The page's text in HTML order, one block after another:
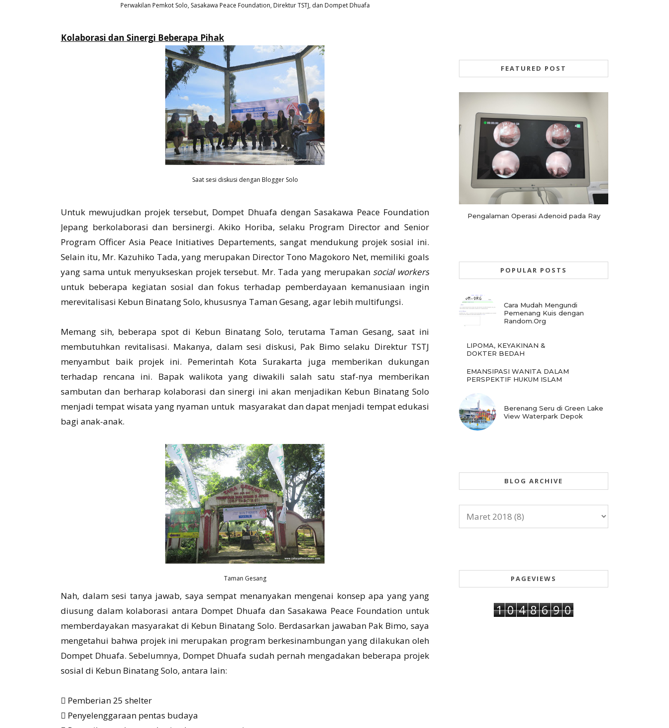
Perwakilan Pemkot Solo, Sasakawa Peace Foundation, Direktur TSTJ, dan Dompet Dhuafa
Kolaborasi dan Sinergi Beberapa Pihak
Saat sesi diskusi dengan Blogger Solo
Untuk mewujudkan projek tersebut, Dompet Dhuafa dengan Sasakawa Peace Foundation
Jepang berkolaborasi dan bersinergi. Akiko Horiba, selaku Program Director and Senior
Program Officer Asia Peace Initiatives Departements, sangat mendukung projek sosial ini.
Selain itu, Mr. Kazuhiko Tada, yang merupakan Director Tono Magokoro Net, memiliki goals
yang sama untuk menyukseskan projek tersebut. Mr. Tada yang merupakan social workers
untuk beberapa kegiatan sosial dan fokus terhadap pemberdayaan kemanusiaan ingin
merevitalisasi Kebun Binatang Solo, khususnya Taman Gesang, agar lebih multifungsi.
Memang sih, beberapa spot di Kebun Binatang Solo, terutama Taman Gesang, saat ini
membutuhkan revitalisasi. Makanya, dalam sesi diskusi, Pak Bimo selaku Direktur TSTJ
menyambut baik projek ini. Pemerintah Kota Surakarta juga memberikan dukungan
terhadap rencana ini. Bapak walikota yang diwakili salah satu staf-nya memberikan
sambutan dan berharap kolaborasi dan sinergi ini akan menjadikan Kebun Binatang Solo
menjadi tempat wisata yang nyaman untuk masyarakat dan dapat menjadi tempat edukasi
bagi anak-anak.
Taman Gesang
Nah, dalam sesi tanya jawab, saya sempat menanyakan mengenai konsep apa yang yang
diusung dalam kolaborasi antara Dompet Dhuafa dan Sasakawa Peace Foundation untuk
memberdayakan masyarakat di Kebun Binatang Solo. Berdasarkan jawaban Pak Bimo, saya
mengetahui bahwa projek ini merupakan program berkesinambungan yang dilakukan oleh
Dompet Dhuafa. Sebelumnya, Dompet Dhuafa sudah pernah mengadakan beberapa projek
sosial di Kebun Binatang Solo, antara lain:
 Pemberian 25 shelter
 Penyelenggaraan pentas budaya
FEATURED POST
Pengalaman Operasi Adenoid pada Ray
POPULAR POSTS
Cara Mudah Mengundi
Pemenang Kuis dengan
Random.Org
LIPOMA, KEYAKINAN &
DOKTER BEDAH
EMANSIPASI WANITA DALAM
PERSPEKTIF HUKUM ISLAM
Berenang Seru di Green Lake
View Waterpark Depok
BLOG ARCHIVE
PAGEVIEWS
1 0 4 8 6 9 0